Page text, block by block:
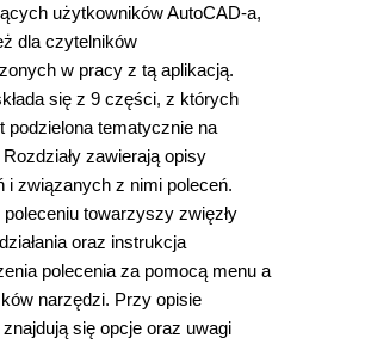
użytkowników AutoCAD-a,
dla czytelników
w pracy z tą aplikacją.
się z 9 części, z których
podzielona tematycznie na
Rozdziały zawierają opisy
i związanych z nimi poleceń.
towarzyszy zwięzły
oraz instrukcja
polecenia za pomocą menu a
narzędzi. Przy opisie
znajdują się opcje oraz uwagi